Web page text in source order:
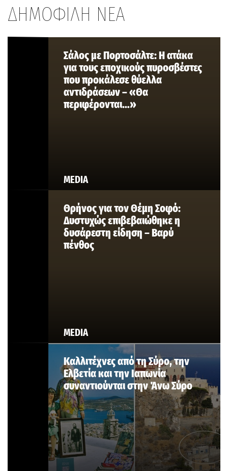
ΔΗΜΟΦΙΛΗ ΝΕΑ
MEDIA
Σάλος με Πορτοσάλτε: Η ατάκα
για τους εποχικούς πυροσβέστες
που προκάλεσε θύελλα
αντιδράσεων – «Θα
περιφέρονται…»
MEDIA
Θρήνος για τον Θέμη Σοφό:
Δυστυχώς επιβεβαιώθηκε η
δυσάρεστη είδηση – Βαρύ
πένθος
Καλλιτέχνες από τη Σύρο, την
Ελβετία και την Ιαπωνία
συναντιούνται στην Άνω Σύρο